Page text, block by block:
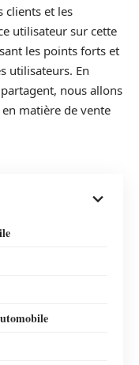
clients et les
utilisateur sur cette
les points forts et
utilisateurs. En
nous allons
matière de vente